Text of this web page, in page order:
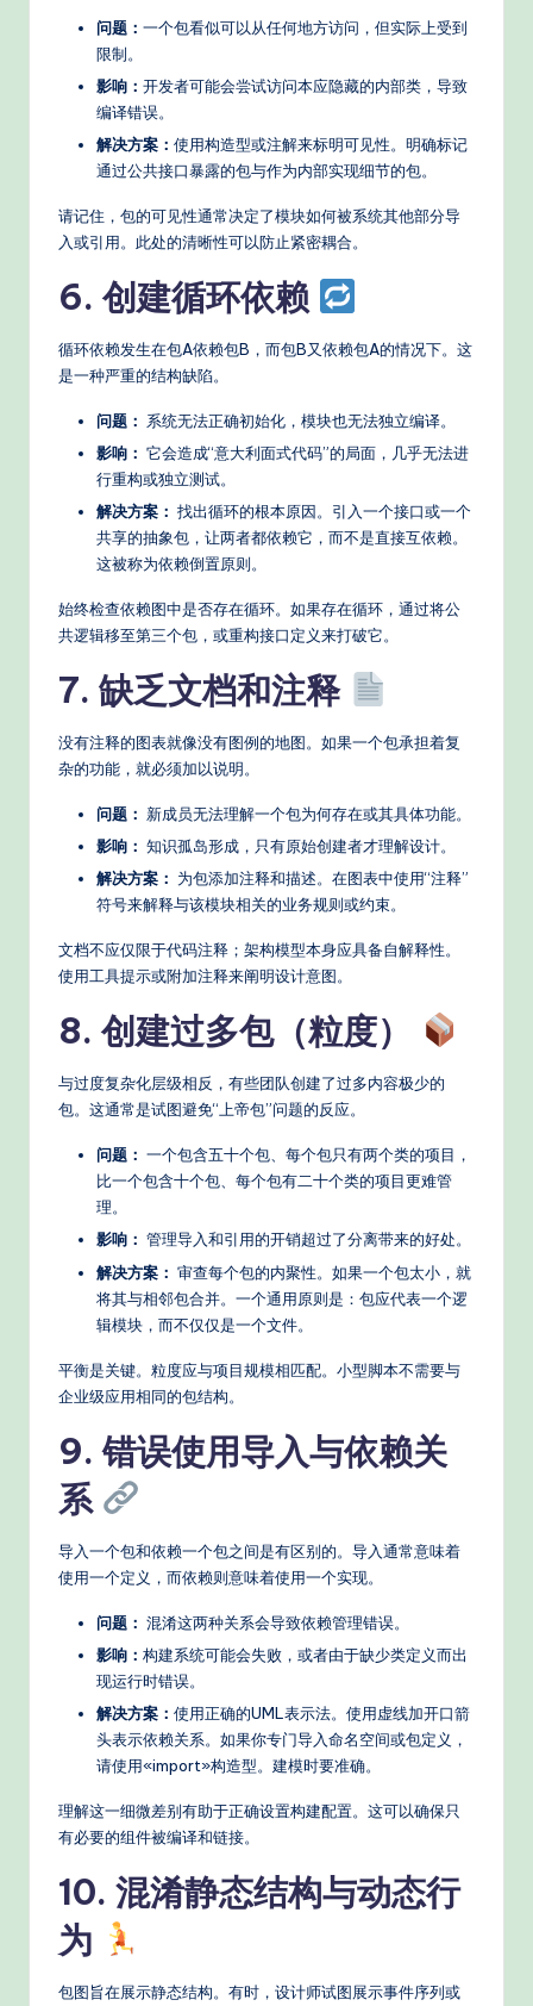
问题： 一个包看似可以从任何地方访问，但实际上受到
限制。
影响： 开发者可能会尝试访问本应隐藏的内部类，导致
编译错误。
解决方案： 使用构造型或注解来标明可见性。明确标记
通过公共接口暴露的包与作为内部实现细节的包。
请记住，包的可见性通常决定了模块如何被系统其他部分导
入或引用。此处的清晰性可以防止紧密耦合。
6. 创建循环依赖
循环依赖发生在包A依赖包B，而包B又依赖包A的情况下。这
是一种严重的结构缺陷。
问题： 系统无法正确初始化，模块也无法独立编译。
影响： 它会造成“意大利面式代码”的局面，几乎无法进
行重构或独立测试。
解决方案： 找出循环的根本原因。引入一个接口或一个
共享的抽象包，让两者都依赖它，而不是直接互依赖。
这被称为依赖倒置原则。
始终检查依赖图中是否存在循环。如果存在循环，通过将公
共逻辑移至第三个包，或重构接口定义来打破它。
7. 缺乏文档和注释
没有注释的图表就像没有图例的地图。如果一个包承担着复
杂的功能，就必须加以说明。
问题： 新成员无法理解一个包为何存在或其具体功能。
影响： 知识孤岛形成，只有原始创建者才理解设计。
解决方案： 为包添加注释和描述。在图表中使用“注释”
符号来解释与该模块相关的业务规则或约束。
文档不应仅限于代码注释；架构模型本身应具备自解释性。
使用工具提示或附加注释来阐明设计意图。
8. 创建过多包（粒度）
与过度复杂化层级相反，有些团队创建了过多内容极少的
包。这通常是试图避免“上帝包”问题的反应。
问题： 一个包含五十个包、每个包只有两个类的项目，
比一个包含十个包、每个包有二十个类的项目更难管
理。
影响： 管理导入和引用的开销超过了分离带来的好处。
解决方案： 审查每个包的内聚性。如果一个包太小，就
将其与相邻包合并。一个通用原则是：包应代表一个逻
辑模块，而不仅仅是一个文件。
平衡是关键。粒度应与项目规模相匹配。小型脚本不需要与
企业级应用相同的包结构。
9. 错误使用导入与依赖关
系
导入一个包和依赖一个包之间是有区别的。导入通常意味着
使用一个定义，而依赖则意味着使用一个实现。
问题： 混淆这两种关系会导致依赖管理错误。
影响： 构建系统可能会失败，或者由于缺少类定义而出
现运行时错误。
解决方案： 使用正确的UML表示法。使用虚线加开口箭
头表示依赖关系。如果你专门导入命名空间或包定义，
请使用«import»构造型。建模时要准确。
理解这一细微差别有助于正确设置构建配置。这可以确保只
有必要的组件被编译和链接。
10. 混淆静态结构与动态行
为
包图旨在展示静态结构。有时，设计师试图展示事件序列或